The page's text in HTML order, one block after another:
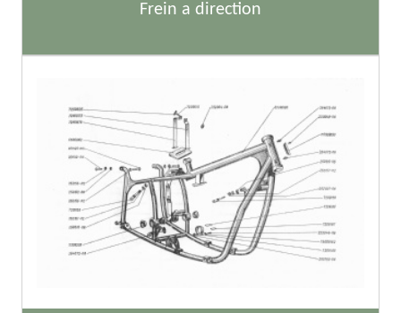
Frein a direction